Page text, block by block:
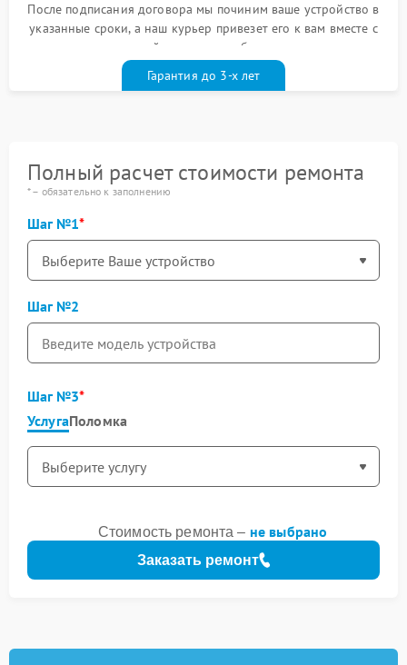
После подписания договора мы починим ваше устройство в
указанные сроки, а наш курьер привезет его к вам вместе с
гарантийным талоном бесплатно
Гарантия до 3-х лет
Полный расчет стоимости ремонта
* – обязательно к заполнению
Шаг №1
Шаг №2
Шаг №3
УслугаПоломка
Заказать ремонт
Стоимость ремонта – не выбрано